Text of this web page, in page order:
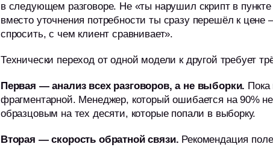
в следующем разговоре. Не «ты нарушил скрипт в
вместо уточнения потребности ты сразу перешёл к
спросить, с чем клиент сравнивает».
Технически переход от одной модели к другой требует
Первая — анализ всех разговоров, а не выборки. Пока
фрагментарной. Менеджер, который ошибается на 90%
образцовым на тех десяти, которые попали в выборку.
Вторая — скорость обратной связи. Рекомендация